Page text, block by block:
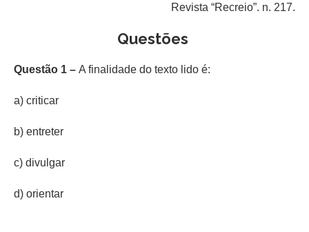
Revista “Recreio”. n. 217.
Questões
Questão 1 – A finalidade do texto lido é:
a) criticar
b) entreter
c) divulgar
d) orientar